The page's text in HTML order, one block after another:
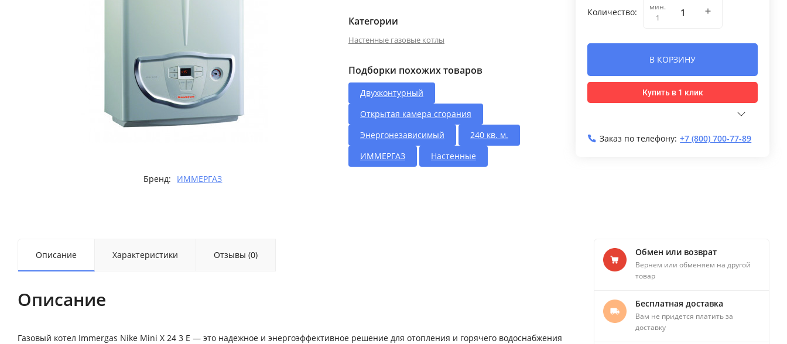
Бренд: ИММЕРГАЗ
Категории
Настенные газовые котлы
Подборки похожих товаров
Двухконтурный
Открытая камера сгорания
Энергонезависимый
240 кв. м.
ИММЕРГАЗ
Настенные
Количество:
мин.
1
В КОРЗИНУ
Купить в 1 клик
Заказ по телефону: +7 (800) 700-77-89
Описание Характеристики Отзывы (0)
Описание
Газовый котел Immergas Nike Mini X 24 3 E — это надежное и энергоэффективное решение для отопления и горячего водоснабжения
Обмен или возврат
Вернем или обменяем на другой
товар
Бесплатная доставка
Вам не придется платить за
доставку